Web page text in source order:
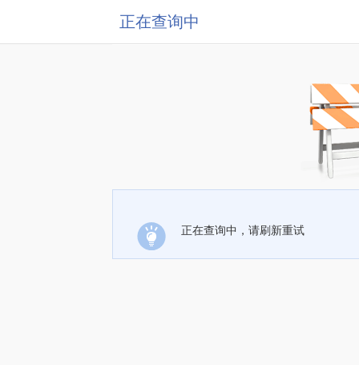
正在查询中
正在查询中，请刷新重试